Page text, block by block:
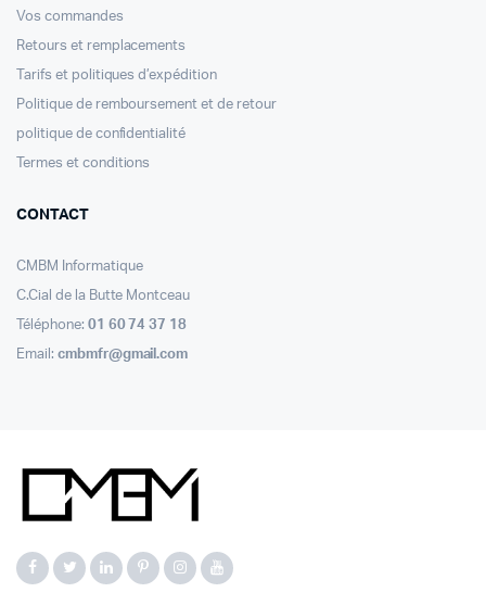
Vos commandes
Retours et remplacements
Tarifs et politiques d’expédition
Politique de remboursement et de retour
politique de confidentialité
Termes et conditions
CONTACT
CMBM Informatique
C.Cial de la Butte Montceau
Téléphone: 01 60 74 37 18
Email: cmbmfr@gmail.com